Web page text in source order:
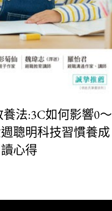
法:3C如何影響0～
聰明科技習慣養成
心得